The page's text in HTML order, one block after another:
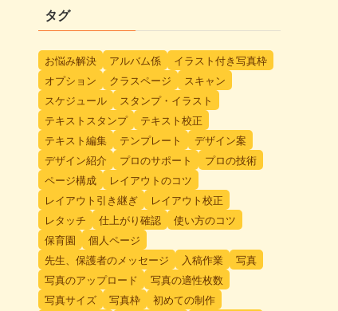
タグ
お悩み解決 アルバム係
イラスト付き写真枠
オプション
クラスページ
スキャン
スケジュール
スタンプ・イラスト
テキストスタンプ
テキスト校正
テキスト編集
テンプレート
デザイン案
デザイン紹介
プロのサポート
プロの技術
ページ構成
レイアウトのコツ
レイアウト引き継ぎ
レイアウト校正
レタッチ
仕上がり確認
使い方のコツ
保育園
個人ページ
先生、保護者のメッセージ
入稿作業
写真
写真のアップロード
写真の適性枚数
写真サイズ
写真枠
初めての制作